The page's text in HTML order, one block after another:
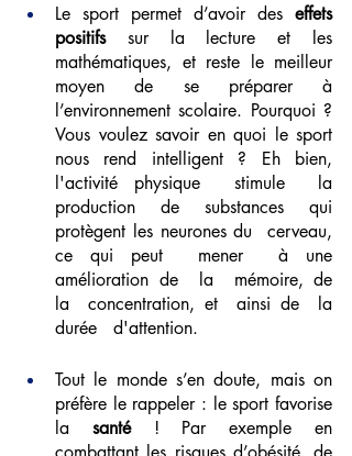
Le sport permet d’avoir des effets
positifs sur la lecture et les
mathématiques, et reste le meilleur
moyen de se préparer à
l’environnement scolaire. Pourquoi ?
Vous voulez savoir en quoi le sport
nous rend intelligent ? Eh bien,
l'activité physique  stimule  la
production de substances qui
protègent les neurones du  cerveau,
ce qui peut  mener  à une
amélioration de  la  mémoire, de
la  concentration, et  ainsi de  la
durée   d'attention.
Tout le monde s’en doute, mais on
préfère le rappeler : le sport favorise
la santé ! Par exemple en